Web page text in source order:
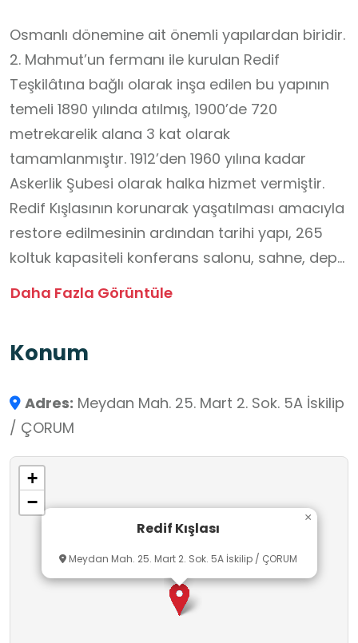
Osmanlı dönemine ait önemli yapılardan biridir.
2. Mahmut’un fermanı ile kurulan Redif
Teşkilâtına bağlı olarak inşa edilen bu yapının
temeli 1890 yılında atılmış, 1900’de 720
metrekarelik alana 3 kat olarak
tamamlanmıştır. 1912’den 1960 yılına kadar
Askerlik Şubesi olarak halka hizmet vermiştir.
Redif Kışlasının korunarak yaşatılması amacıyla
restore edilmesinin ardından tarihi yapı, 265
koltuk kapasiteli konferans salonu, sahne, depo
ve kulis odalarıyla Akşemseddin Lisesi ek binası
19’unda saat 19.00’da ücretsiz sinema film
Öğrenciler bu tarihî yapıyı okul dışı öğrenme
ortamı olarak ziyaret ettiğinde , yerel tarihin
toplum yaşamındaki yerini fark ederek geçmiş
ile günümüz arasında bağ kurar, kültürel
mirasın korunmasının önemini kavrar ve
Osmanlı dönemine ait askerî yapılanma
hakkında temel bilgiler edinir.
Daha Fazla Görüntüle
Konum
Adres: Meydan Mah. 25. Mart 2. Sok. 5A İskilip
/ ÇORUM
Redif Kışlası
Meydan Mah. 25. Mart 2. Sok. 5A İskilip / ÇORUM
×
+
−